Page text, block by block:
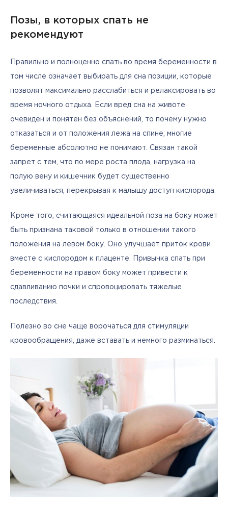
Позы, в которых спать не
рекомендуют
Правильно и полноценно спать во время беременности в
том числе означает выбирать для сна позиции, которые
позволят максимально расслабиться и релаксировать во
время ночного отдыха. Если вред сна на животе
очевиден и понятен без объяснений, то почему нужно
отказаться и от положения лежа на спине, многие
беременные абсолютно не понимают. Связан такой
запрет с тем, что по мере роста плода, нагрузка на
полую вену и кишечник будет существенно
увеличиваться, перекрывая к малышу доступ кислорода.
Кроме того, считающаяся идеальной поза на боку может
быть признана таковой только в отношении такого
положения на левом боку. Оно улучшает приток крови
вместе с кислородом к плаценте. Привычка спать при
беременности на правом боку может привести к
сдавливанию почки и спровоцировать тяжелые
последствия.
Полезно во сне чаще ворочаться для стимуляции
кровообращения, даже вставать и немного разминаться.